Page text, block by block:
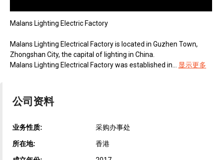
Malans Lighting Electric Factory
Malans Lighting Electrical Factory is located in Guzhen Town,
Zhongshan City, the capital of lighting in China.
Malans Lighting Electrical Factory was established in... 显示更多
公司资料
业务性质: 采购办事处
所在地: 香港